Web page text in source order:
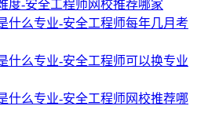
度-安全工程师网校推荐哪家
什么专业-安全工程师每年几月考
什么专业-安全工程师可以换专业
什么专业-安全工程师网校推荐哪